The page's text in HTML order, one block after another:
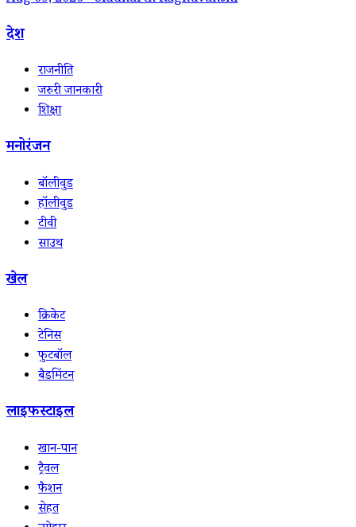
देश
राजनीति
जरुरी जानकारी
शिक्षा
मनोरंजन
बॉलीवुड
हॉलीवुड
टीवी
साउथ
खेल
क्रिकेट
टेनिस
फुटबॉल
बैडमिंटन
लाइफस्टाइल
खान-पान
ट्रैवल
फैशन
सेहत